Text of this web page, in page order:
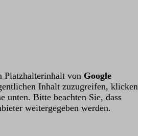
Platzhalterinhalt von Google
Inhalt zuzugreifen, klicken
unten. Bitte beachten Sie, dass
weitergegeben werden.